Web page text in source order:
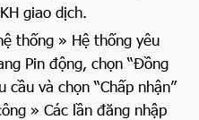
giao dịch.
thống » Hệ thống yêu
Pin động, chọn “Đồng
và chọn “Chấp nhận”
» Các lần đăng nhập